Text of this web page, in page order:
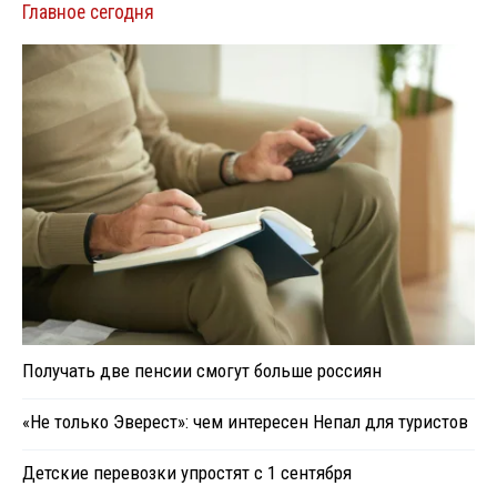
Главное сегодня
Получать две пенсии смогут больше россиян
«Не только Эверест»: чем интересен Непал для туристов
Детские перевозки упростят с 1 сентября